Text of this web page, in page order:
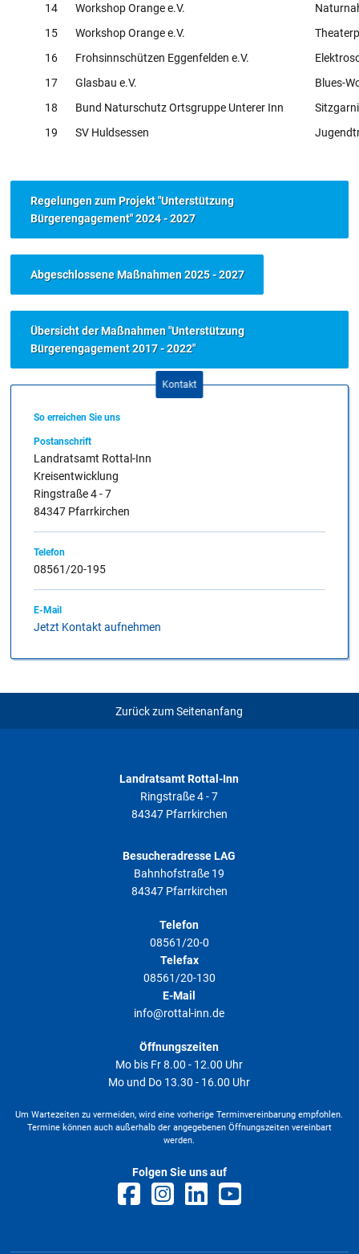
14
Workshop Orange e.V.
15
Workshop Orange e.V.
16
Frohsinnschützen Eggenfelden e.V.
17
Glasbau e.V.
Blues-
18
Bund Naturschutz Ortsgruppe Unterer Inn
19
SV Huldsessen
Regelungen zum Projekt "Unterstützung
Bürgerengagement" 2024 - 2027
Abgeschlossene Maßnahmen 2025 - 2027
Übersicht der Maßnahmen "Unterstützung
Bürgerengagement 2017 - 2022"
Kontakt
So erreichen Sie uns
Postanschrift
Landratsamt Rottal-Inn
Kreisentwicklung
Ringstraße 4 - 7
84347 Pfarrkirchen
Telefon
08561/20-195
E-Mail
Jetzt Kontakt aufnehmen
Zurück zum Seitenanfang
Landratsamt Rottal-Inn
Ringstraße 4 - 7
84347 Pfarrkirchen
Besucheradresse LAG
Bahnhofstraße 19
84347 Pfarrkirchen
Telefon
08561/20-0
Telefax
08561/20-130
E-Mail
info@rottal-inn.de
Öffnungszeiten
Mo bis Fr 8.00 - 12.00 Uhr
Mo und Do 13.30 - 16.00 Uhr
Um Wartezeiten zu vermeiden, wird eine vorherige Terminvereinbarung empfohlen.
Termine können auch außerhalb der angegebenen Öffnungszeiten vereinbart
werden.
Folgen Sie uns auf